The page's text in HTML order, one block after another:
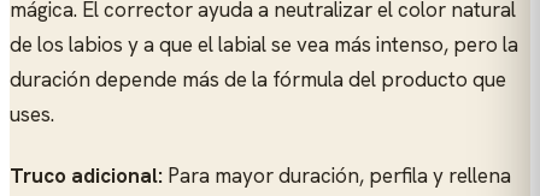
mágica. El corrector ayuda a neutralizar el color natural
de los labios y a que el labial se vea más intenso, pero la
duración depende más de la fórmula del producto que
uses.
Truco adicional: Para mayor duración, perfila y rellena